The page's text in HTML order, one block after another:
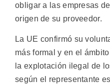
obligar a las empresas
origen de su proveedor.
La UE confirmó su
más formal y en el
la explotación ilegal de
según el representante